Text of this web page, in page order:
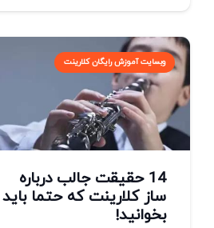
وبسایت آموزش رایگان کلارینت
14 حقیقت جالب درباره
ساز کلارینت که حتما باید
بخوانید!